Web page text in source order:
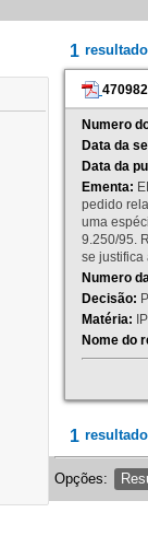
1
Numero
Data da
Data da
Ementa:
pedido
uma
9.250/95.
se justifica
Numero
Decisão:
Matéria:
Nome do
1
Opções: